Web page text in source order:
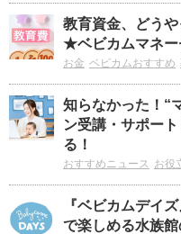
教育資金、どう
★ベビカムマネー
お金 ベビカムおすすめ
知らなかった！“
ン受講・サポー
る！
おすすめニュース お役
『ベビカムデイ
で楽しめる水族